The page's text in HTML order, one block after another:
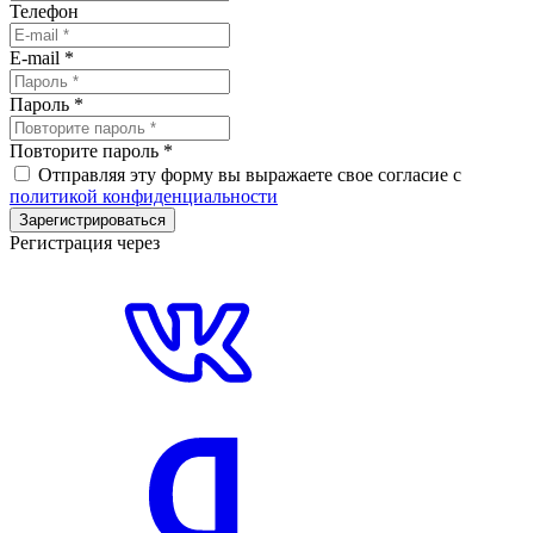
Телефон
E-mail *
Пароль *
Повторите пароль *
Отправляя эту форму вы выражаете свое согласие с
политикой конфиденциальности
Зарегистрироваться
Регистрация через